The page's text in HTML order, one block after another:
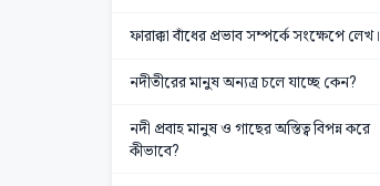
ফারাক্কা বাঁধের প্রভাব সম্পর্কে সংক্ষেপে লেখ।
নদীতীরের মানুষ অন্যত্র চলে যাচ্ছে কেন?
নদী প্রবাহ মানুষ ও গাছের অস্তিত্ব বিপন্ন করে
কীভাবে?